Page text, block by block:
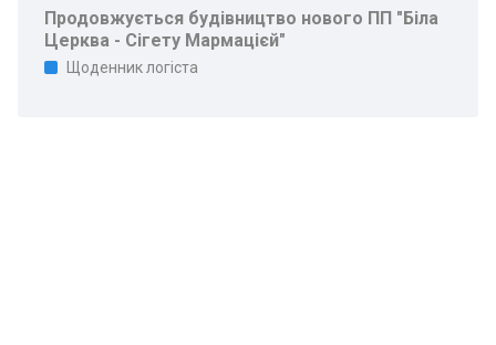
Продовжується будівництво нового ПП "Біла
Церква - Сігету Мармацієй"
Щоденник логіста